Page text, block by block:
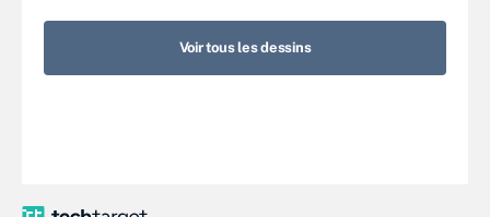
Voir tous les dessins